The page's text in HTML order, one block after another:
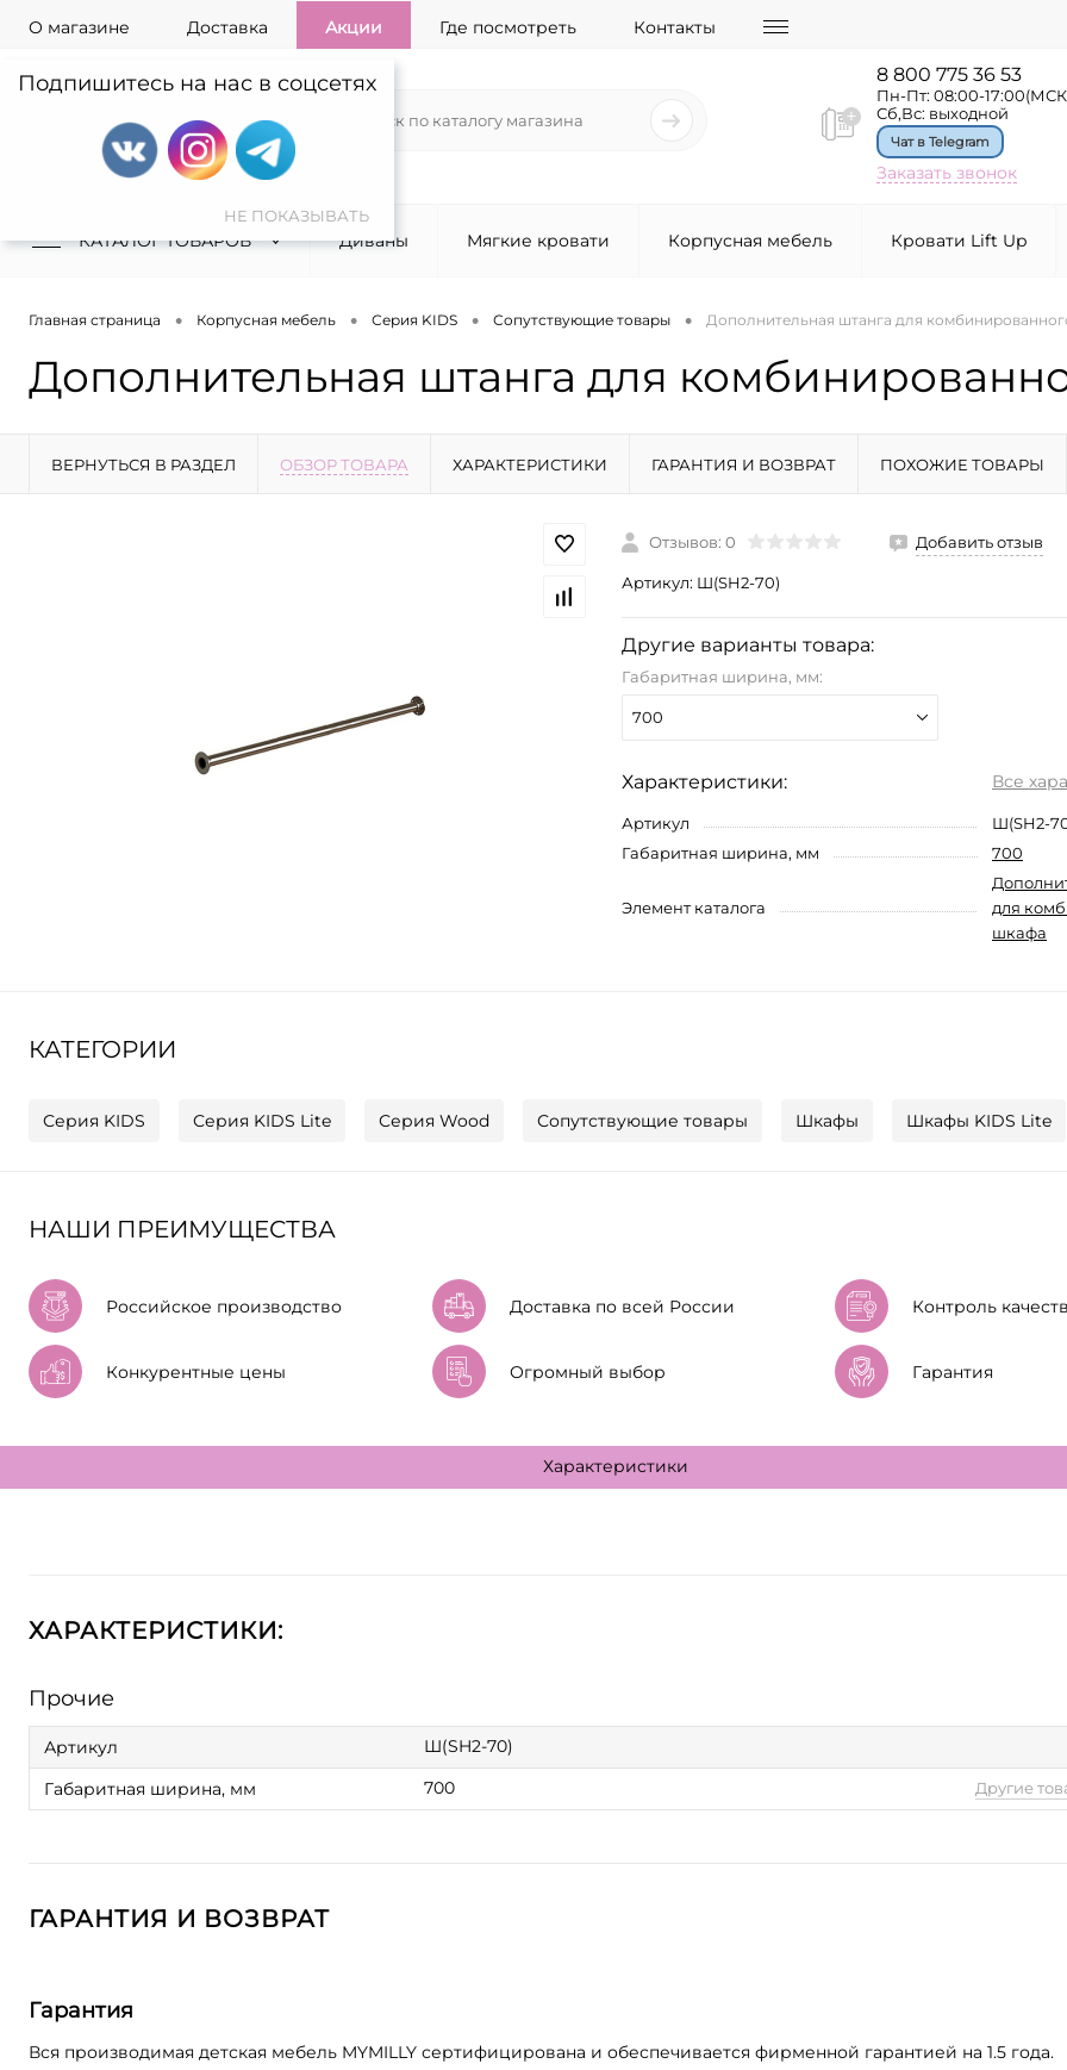
Подпишитесь на нас в соцсетях
О магазине Доставка Акции Где посмотреть Контакты
8 800 775 36 53
Пн-Пт: 08:00-
Сб,Вс: выходной
Чат в Telegram
Заказать звонок
КАТАЛОГ ТОВАРОВ Диваны Мягкие кровати Корпусная мебель Кровати Lift Up
Главная страница • Корпусная мебель • Серия KIDS • Сопутствующие товары • Дополнительная штанга для
Дополнительная штанга для
ВЕРНУТЬСЯ В РАЗДЕЛ ОБЗОР ТОВАРА ХАРАКТЕРИСТИКИ ГАРАНТИЯ И ВОЗВРАТ ПОХОЖИЕ ТОВАРЫ
Отзывов: 0 Добавить отзыв
Артикул: Ш(SH2-70)
Другие варианты товара:
Габаритная ширина, мм:
700
Характеристики: Все
Артикул
Ш(SH2-
Габаритная ширина, мм
700
Элемент каталога
для
шкафа
КАТЕГОРИИ
Серия KIDS Серия KIDS Lite Серия Wood Сопутствующие товары Шкафы Шкафы KIDS Lite
НАШИ ПРЕИМУЩЕСТВА
Российское производство Доставка по всей России Контроль
Конкурентные цены Огромный выбор Гарантия
Характеристики
ХАРАКТЕРИСТИКИ:
Прочие
Артикул
Ш(SH2-70)
Габаритная ширина, мм
700 Другие
ГАРАНТИЯ И ВОЗВРАТ
Гарантия
Вся производимая детская мебель MYMILLY сертифицирована и обеспечивается фирменной гарантией на 1.5 года.